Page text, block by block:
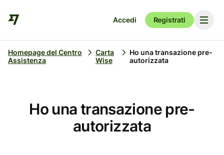
Accedi Registrati
Homepage del Centro
Assistenza
Carta
Wise
Ho una transazione pre-
autorizzata
Ho una transazione pre-
autorizzata